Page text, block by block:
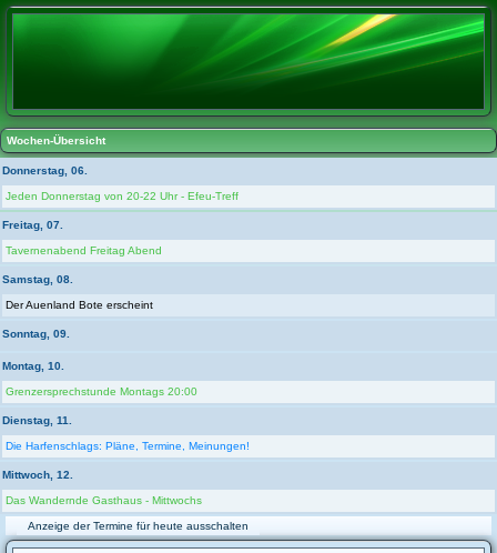
Wochen-Übersicht
Donnerstag, 06.
Jeden Donnerstag von 20-22 Uhr - Efeu-Treff
Freitag, 07.
Tavernenabend Freitag Abend
Samstag, 08.
Der Auenland Bote erscheint
Sonntag, 09.
Montag, 10.
Grenzersprechstunde Montags 20:00
Dienstag, 11.
Die Harfenschlags: Pläne, Termine, Meinungen!
Mittwoch, 12.
Das Wandernde Gasthaus - Mittwochs
Anzeige der Termine für heute ausschalten